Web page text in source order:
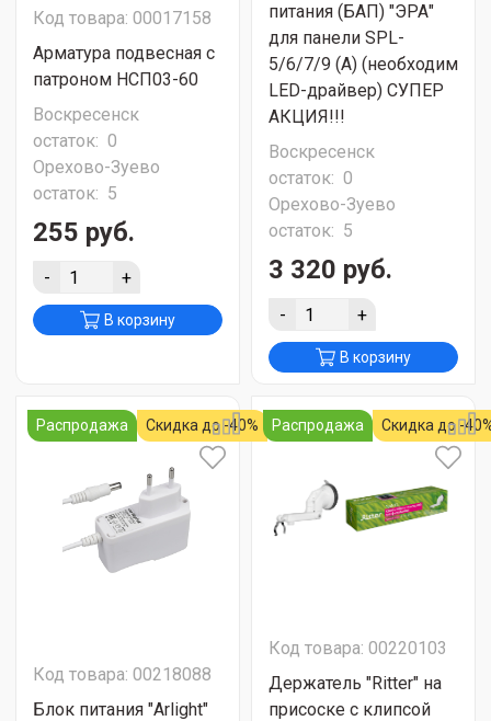
Код товара: 00017158
Арматура подвесная с
патроном НСП03-60
Воскресенск
остаток: 0
Орехово-Зуево
остаток: 5
255 руб.
- +
В корзину
питания (БАП) "ЭРА"
для панели SPL-
5/6/7/9 (A) (необходим
LED-драйвер) СУПЕР
АКЦИЯ!!!
Воскресенск
остаток: 0
Орехово-Зуево
остаток: 5
3 320 руб.
- +
В корзину
Распродажа Скидка до -40%
Код товара: 00218088
Блок питания "Arlight"
Распродажа Скидка до -
Код товара: 00220103
Держатель "Ritter" на
присоске с клипсой